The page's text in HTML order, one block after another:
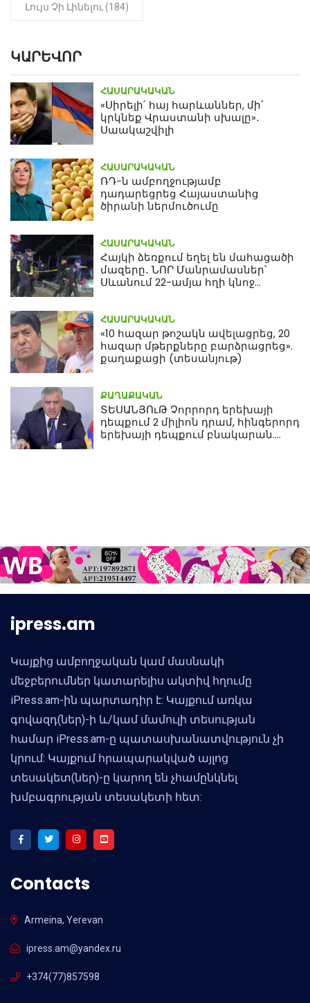
Լույս Չի Լինելու (184)
ԿԱՐԵՎՈՐ
ՀԱՍԱՐԱԿԱԿԱՆ
«Սիրելի՛ հայ հարևաններ, մի՛
կրկնեք Վրաստանի սխալը»․
Սաակաշվիլի
ՀԱՍԱՐԱԿԱԿԱՆ
ՌԴ-ն ամբողջությամբ
դադարեցրեց Հայաստանից
ծիրանի ներմուծումը
ՀԱՍԱՐԱԿԱԿԱՆ
Հայկի ձեռքում եղել են մահացածի
մազերը․ ՆՈՐ Մանրամասներ՝
Սևանում 22-ամյա հղի կնոջ
ՀԱՍԱՐԱԿԱԿԱՆ
«10 հազար թոշակն ավելացրեց, 20
հազար մթերքները բարձրացրեց».
քաղաքացի (տեսանյութ)
ՔԱՂԱՔԱԿԱՆ
ՏԵՍԱՆՅՈւԹ Չորրորդ երեխայի
դեպքում 2 միլիոն դրամ, հինգերորդ
երեխայի դեպքում բնակարան.
ipress.am
Կայքից ամբողջական կամ մասնակի
մեջբերումներ կատարելիս ակտիվ հղումը
iPress.am-ին պարտադիր է: Կայքում առկա
գովազդ(ներ)-ի և/կամ մամուլի տեսության
համար iPress.am-ը պատասխանատվություն չի
կրում: Կայքում հրապարակված այլոց
տեսակետ(ներ)-ը կարող են չհամընկնել
խմբագրության տեսակետի հետ:
Contacts
Armeina, Yerevan
ipress.am@yandex.ru
+374(77)857598